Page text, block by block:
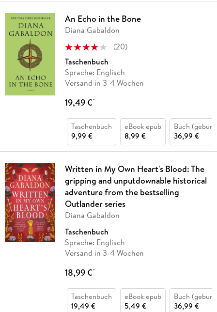
An Echo in the Bone
Diana Gabaldon
(20)
Taschenbuch
Sprache: Englisch
Versand in 3-4 Wochen
19,49 €*
Taschenbuch
9,99 €
eBook epub
8,99 €
Buch
36,99 €
Written in My Own Heart's Blood: The
gripping and unputdownable historical
adventure from the bestselling
Outlander series
Diana Gabaldon
Taschenbuch
Sprache: Englisch
Versand in 3-4 Wochen
18,99 €*
Taschenbuch
19,49 €
eBook epub
5,49 €
Buch
36,99 €